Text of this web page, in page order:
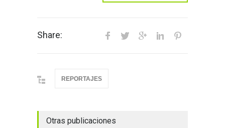
Share:
REPORTAJES
Otras publicaciones